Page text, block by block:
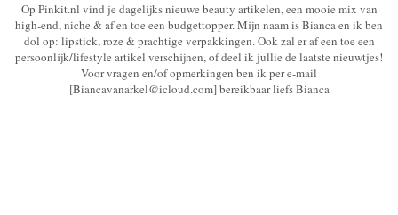
Op Pinkit.nl vind je dagelijks nieuwe beauty artikelen, een mooie mix van
high-end, niche & af en toe een budgettopper. Mijn naam is Bianca en ik ben
dol op: lipstick, roze & prachtige verpakkingen. Ook zal er af een toe een
persoonlijk/lifestyle artikel verschijnen, of deel ik jullie de laatste nieuwtjes!
Voor vragen en/of opmerkingen ben ik per e-mail
[Biancavanarkel@icloud.com] bereikbaar liefs Bianca